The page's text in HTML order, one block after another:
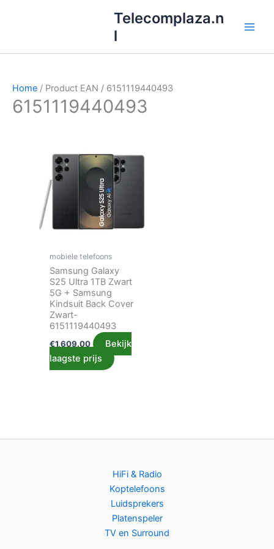
inhoud
Telecomplaza.n
l
Home / Product EAN / 6151119440493
6151119440493
mobiele telefoons
Samsung Galaxy
S25 Ultra 1TB Zwart
5G + Samsung
Kindsuit Back Cover
Zwart-
6151119440493
€1,609.00
Bekijk
laagste prijs
HiFi & Radio
Koptelefoons
Luidsprekers
Platenspeler
TV en Surround